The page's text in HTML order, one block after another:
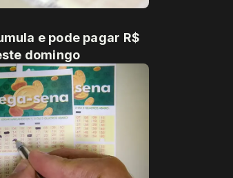
e pode pagar R$
domingo